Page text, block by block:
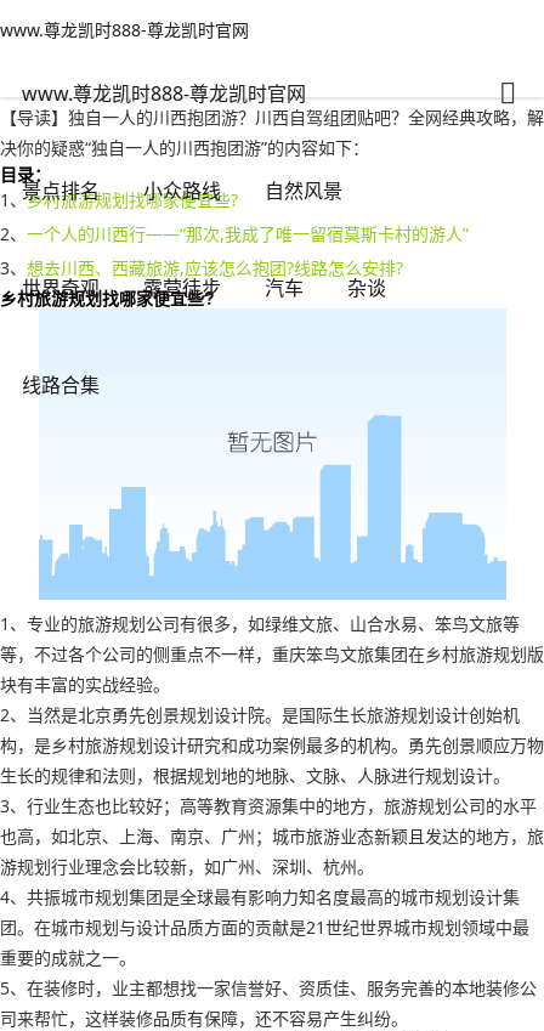
www.尊龙凯时888-尊龙凯时官网
www.尊龙凯时888-尊龙凯时官网
景点排名 小众路线 自然风景
世界奇观 露营徒步 汽车 杂谈
线路合集
www.尊龙凯时888-尊龙凯时官网
独自一人的川西抱团游，川西自驾组团贴吧？-www.尊龙凯时888
【导读】独自一人的川西抱团游？川西自驾组团贴吧？全网经典攻略，解
决你的疑惑“独自一人的川西抱团游”的内容如下：
目录：
1、乡村旅游规划找哪家便宜些?
2、 一个人的川西行——“那次,我成了唯一留宿莫斯卡村的游人”
3、 想去川西、西藏旅游,应该怎么抱团?线路怎么安排?
乡村旅游规划找哪家便宜些?
1、专业的旅游规划公司有很多，如绿维文旅、山合水易、笨鸟文旅等
等，不过各个公司的侧重点不一样，重庆笨鸟文旅集团在乡村旅游规划版
块有丰富的实战经验。
2、当然是北京勇先创景规划设计院。是国际生长旅游规划设计创始机
构，是乡村旅游规划设计研究和成功案例最多的机构。勇先创景顺应万物
生长的规律和法则，根据规划地的地脉、文脉、人脉进行规划设计。
3、行业生态也比较好；高等教育资源集中的地方，旅游规划公司的水平
也高，如北京、上海、南京、广州；城市旅游业态新颖且发达的地方，旅
游规划行业理念会比较新，如广州、深圳、杭州。
4、共振城市规划集团是全球最有影响力知名度最高的城市规划设计集
团。在城市规划与设计品质方面的贡献是21世纪世界城市规划领域中最
重要的成就之一。
5、在装修时，业主都想找一家信誉好、资质佳、服务完善的本地装修公
司来帮忙，这样装修品质有保障，还不容易产生纠纷。